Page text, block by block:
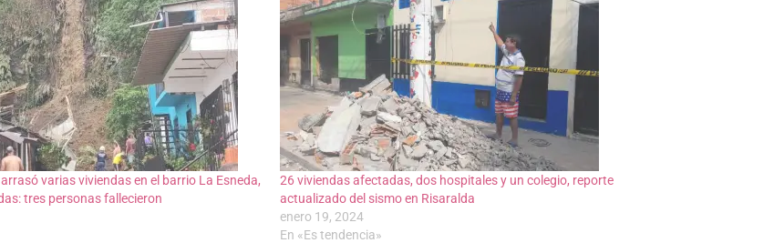
varias viviendas en el barrio La Esneda,
tres personas fallecieron
26 viviendas afectadas, dos hospitales y un colegio, reporte
actualizado del sismo en Risaralda
enero 19, 2024
En «Es tendencia»